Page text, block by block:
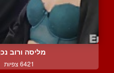
מליסה ורוב
6421 צפיות